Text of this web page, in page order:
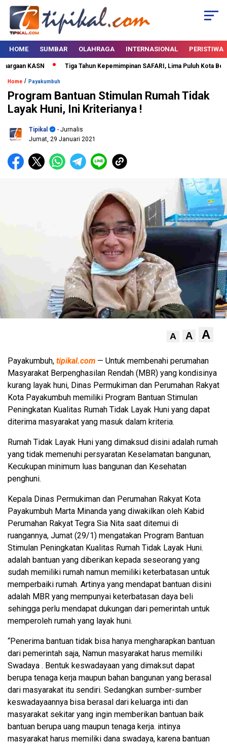
HOME SUMBAR OLAHRAGA INTERNASIONAL PERISTIWA
KASN Tiga Tahun Kepemimpinan SAFARI, Lima Puluh Kota
Home / Payakumbuh
Program Bantuan Stimulan Rumah Tidak
Layak Huni, Ini Kriterianya !
Tipikal
- Jurnalis
Jumat, 29 Januari 2021
A A A
Payakumbuh, tipikal.com — Untuk membenahi perumahan
Masyarakat Berpenghasilan Rendah (MBR) yang kondisinya
kurang layak huni, Dinas Permukiman dan Perumahan Rakyat
Kota Payakumbuh memiliki Program Bantuan Stimulan
Peningkatan Kualitas Rumah Tidak Layak Huni yang dapat
diterima masyarakat yang masuk dalam kriteria.
Rumah Tidak Layak Huni yang dimaksud disini adalah rumah
yang tidak memenuhi persyaratan Keselamatan bangunan,
Kecukupan minimum luas bangunan dan Kesehatan
penghuni.
Kepala Dinas Permukiman dan Perumahan Rakyat Kota
Payakumbuh Marta Minanda yang diwakilkan oleh Kabid
Perumahan Rakyat Tegra Sia Nita saat ditemui di
ruangannya, Jumat (29/1) mengatakan Program Bantuan
Stimulan Peningkatan Kualitas Rumah Tidak Layak Huni.
adalah bantuan yang diberikan kepada seseorang yang
sudah memiliki rumah namun memiliki keterbatasan untuk
memperbaiki rumah. Artinya yang mendapat bantuan disini
adalah MBR yang mempunyai keterbatasan daya beli
sehingga perlu mendapat dukungan dari pemerintah untuk
memperoleh rumah yang layak huni.
“Penerima bantuan tidak bisa hanya mengharapkan bantuan
dari pemerintah saja, Namun masyarakat harus memiliki
Swadaya . Bentuk keswadayaan yang dimaksut dapat
berupa tenaga kerja maupun bahan bangunan yang berasal
dari masyarakat itu sendiri. Sedangkan sumber-sumber
keswadayaannya bisa berasal dari keluarga inti dan
masyarakat sekitar yang ingin memberikan bantuan baik
bantuan berupa uang maupun tenaga kerja. intinya
masyarakat harus memiliki dana swadaya, karena bantuan